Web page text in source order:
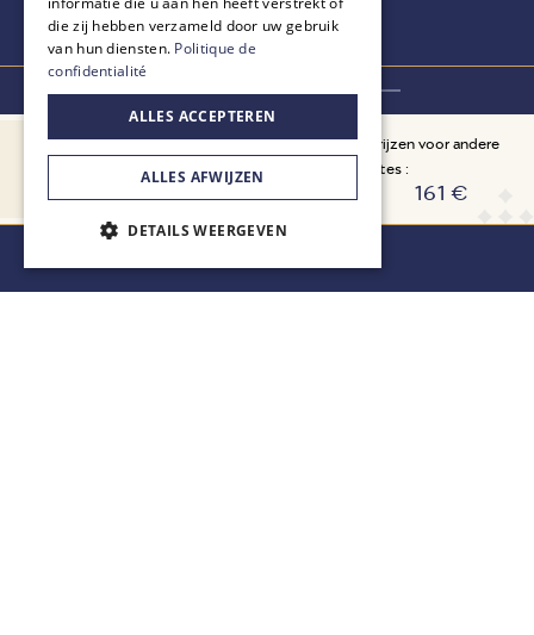
PRIJS VANAF 06/08/26
OFFICIËLE SITE
Gegarandeerde beste prijs 144 €
Prijzen voor andere
sites :
161 €
die zij hebben verzameld door uw gebruik
van hun diensten. Politique de
confidentialité
ALLES ACCEPTEREN
ALLES AFWIJZEN
DETAILS WEERGEVEN